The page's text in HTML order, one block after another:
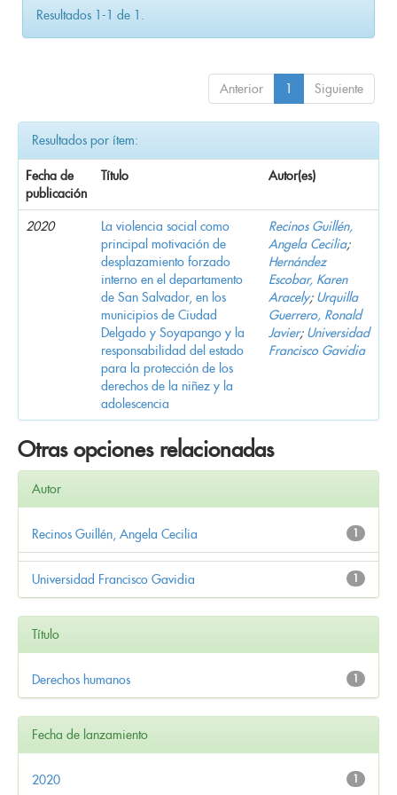
Resultados 1-1 de 1.
Anterior 1 Siguiente
Resultados por ítem:
Fecha de
publicación
Título Autor(es)
2020
La violencia social como
principal motivación de
desplazamiento forzado
interno en el departamento
de San Salvador, en los
municipios de Ciudad
Delgado y Soyapango y la
responsabilidad del estado
para la protección de los
derechos de la niñez y la
adolescencia
Recinos Guillén,
Angela Cecilia;
Hernández
Escobar, Karen
Aracely; Urquilla
Guerrero, Ronald
Javier; Universidad
Francisco Gavidia
Otras opciones relacionadas
Autor
1
Recinos Guillén, Angela Cecilia
1
Universidad Francisco Gavidia
Título
1
Derechos humanos
Fecha de lanzamiento
1
2020